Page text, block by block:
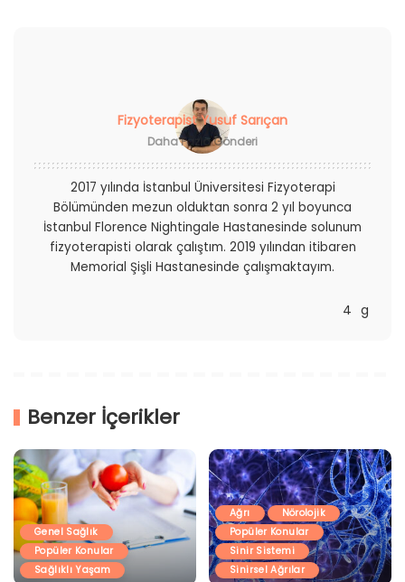
Fizyoterapist Yusuf Sarıçan
Daha Fazla Gönderi
2017 yılında İstanbul Üniversitesi Fizyoterapi
Bölümünden mezun olduktan sonra 2 yıl boyunca
İstanbul Florence Nightingale Hastanesinde solunum
fizyoterapisti olarak çalıştım. 2019 yılından itibaren
Memorial Şişli Hastanesinde çalışmaktayım.
Benzer İçerikler
Genel Sağlık
Popüler Konular
Sağlıklı Yaşam
Ağrı
Nörolojik
Popüler Konular
Sinir Sistemi
Sinirsel Ağrılar